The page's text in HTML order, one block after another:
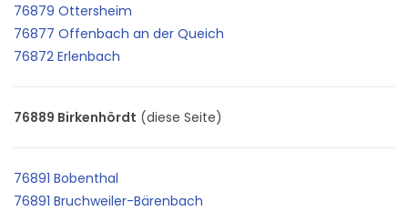
76879 Ottersheim
76877 Offenbach an der Queich
76872 Erlenbach
76889 Birkenhördt (diese Seite)
76891 Bobenthal
76891 Bruchweiler-Bärenbach